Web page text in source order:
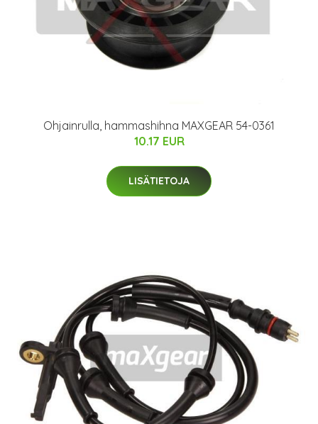
Ohjainrulla, hammashihna MAXGEAR 54-0361
10.17 EUR
LISÄTIETOJA